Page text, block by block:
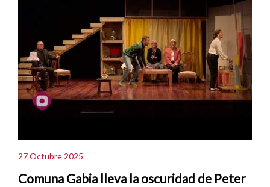
27 Octubre 2025
Comuna Gabia lleva la oscuridad de Peter